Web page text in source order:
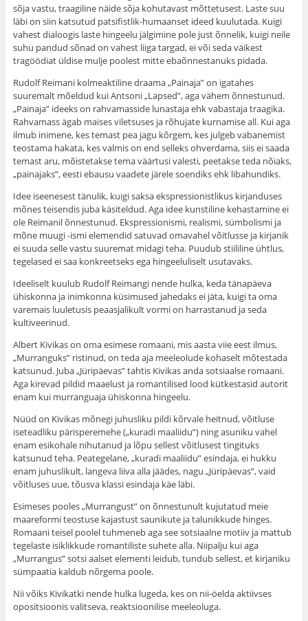
sõja vastu, traagiline näide sõja kohuta­vast mõttetusest. Laste suu
läbi on siin katsutud patsifistlik-humaanset ideed kuulutada. Kuigi
vahest dialoogis laste hingeelu jälgimine pole just õnnelik, kuigi neile
suhu pandud sõnad on vahest liiga targad, ei või seda väikest
tragöödiat üldise mulje poolest mitte ebaõnnestanuks pidada.
Rudolf Reimani kolmeaktiline draama „Painaja” on igatahes
suuremalt mõeldud kui Antsoni „Lapsed”, aga vähem õnnestunud.
„Painaja” ideeks on rahvamas­side lunastaja ehk vabastaja traagika.
Rahvamass ägab maises viletsuses ja rõhujate kurnamise all. Kui aga
ilmub inimene, kes temast pea jagu kõrgem, kes julgeb vabanemist
teostama hakata, kes valmis on end selleks ohverdama, siis ei saada
temast aru, mõistetakse tema väärtusi valesti, peetakse teda nõiaks,
„painajaks”, eesti ebausu vaadete järele soendiks ehk libahundiks.
Idee iseenesest tänulik, kuigi saksa ekspressionistlikus kirjanduses
mõnes teisendis juba käsiteldud. Aga idee kunstiline kehastamine ei
ole Reimanil õnnestunud. Ekspressionismi, realismi, sümbolismi ja
mõne muugi -ismi elemendid satuvad omavahel võitlusse ja kirjanik
ei suuda selle vastu suuremat midagi teha. Puudub stiililine ühtlus,
tegelased ei saa konkreetseks ega hingeeluliselt usutavaks.
Ideeliselt kuulub Rudolf Reimangi nende hulka, keda tänapäeva
ühiskonna ja inimkonna küsimused jahedaks ei jäta, kuigi ta oma
varemais luuletusis peaasjalikult vormi on harrastanud ja seda
kultiveerinud.
Albert Kivikas on oma esimese romaani, mis aasta viie eest ilmus,
„Murranguks” ristinud, on teda aja meele­olude kohaselt mõtestada
katsunud. Juba „Jüripäevas” tahtis Kivikas anda sotsiaalse romaani.
Aga kirevad pildid maaelust ja romantilised lood kütkestasid autorit
enam kui murranguaja ühiskonna hingeelu.
Nüüd on Kivikas mõnegi juhusliku pildi kõrvale heitnud, võitluse
iseteadliku pärisperemehe („kuradi maaliidu”) ning asuniku vahel
enam esikohale nihutanud ja lõpu sellest võitlusest tingituks
katsunud teha. Peategelane, „kuradi maaliidu” esindaja, ei hukku
enam juhuslikult, lan­geva liiva alla jäädes, nagu „Jüripäevas”, vaid
võitluses uue, tõusva klassi esindaja käe läbi.
Esimeses pooles „Murrangust” on õnnestunult kuju­tatud meie
maareformi teostuse kajastust saunikute ja talunikkude hinges.
Romaani teisel poolel tuhmeneb aga see sotsiaalne motiiv ja mattub
tegelaste isiklikkude roman­tiliste suhete alla. Niipalju kui aga
„Murrangus” sotsi aalset elementi leidub, tundub sellest, et kirjaniku
süm­paatia kaldub nõrgema poole.
Nii võiks Kivikatki nende hulka lugeda, kes on nii-öelda aktiivses
opositsioonis valitseva, reaktsioonilise meeleoluga.